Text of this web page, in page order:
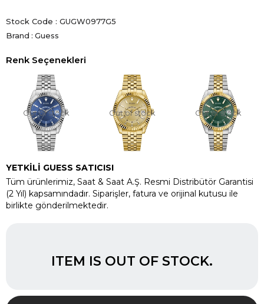
Stock Code
GUGW0977G5
Brand : Guess
Renk Seçenekleri
Out of stock Out of stock Out of stock
YETKİLİ GUESS SATICISI
Tüm ürünlerimiz, Saat & Saat A.Ş. Resmi Distribütör Garantisi
(2 Yıl) kapsamındadır. Siparişler, fatura ve orijinal kutusu ile
birlikte gönderilmektedir.
ITEM IS OUT OF STOCK.